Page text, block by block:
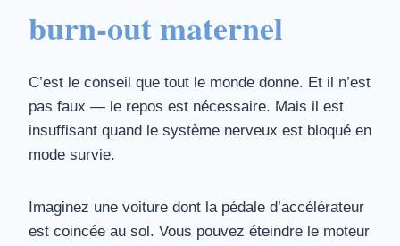
burn-out maternel
C’est le conseil que tout le monde donne. Et il n’est
pas faux — le repos est nécessaire. Mais il est
insuffisant quand le système nerveux est bloqué en
mode survie.
Imaginez une voiture dont la pédale d’accélérateur
est coincée au sol. Vous pouvez éteindre le moteur